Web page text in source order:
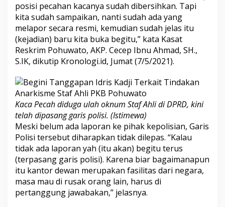
posisi pecahan kacanya sudah dibersihkan. Tapi
kita sudah sampaikan, nanti sudah ada yang
melapor secara resmi, kemudian sudah jelas itu
(kejadian) baru kita buka begitu,” kata Kasat
Reskrim Pohuwato, AKP. Cecep Ibnu Ahmad, SH.,
S.IK, dikutip Kronologi.id, Jumat (7/5/2021).
Kaca Pecah diduga ulah oknum Staf Ahli di DPRD, kini
telah dipasang garis polisi. (Istimewa)
Meski belum ada laporan ke pihak kepolisian, Garis
Polisi tersebut diharapkan tidak dilepas. “Kalau
tidak ada laporan yah (itu akan) begitu terus
(terpasang garis polisi). Karena biar bagaimanapun
itu kantor dewan merupakan fasilitas dari negara,
masa mau di rusak orang lain, harus di
pertanggung jawabakan,” jelasnya.